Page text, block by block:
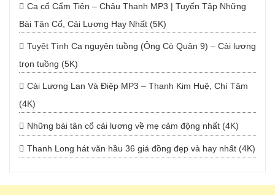
Ca cổ Cẩm Tiên – Châu Thanh MP3 | Tuyển Tập Những
Bài Tân Cổ, Cải Lương Hay Nhất (5K)
Tuyệt Tình Ca nguyên tuồng (Ông Cò Quận 9) – Cải lương
trọn tuồng (5K)
Cải Lương Lan Và Điệp MP3 – Thanh Kim Huệ, Chí Tâm
(4K)
Những bài tân cổ cải lương về mẹ cảm động nhất (4K)
Thanh Long hát văn hầu 36 giá đồng đẹp và hay nhất (4K)